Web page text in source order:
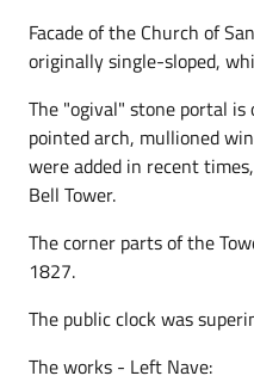
Facade of the Church of
originally single-sloped,
The "ogival" stone portal
pointed arch, mullioned
were added in recent
Bell Tower.
The corner parts of the
1827.
The public clock was
The works - Left Nave: